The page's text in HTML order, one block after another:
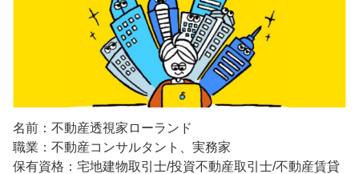
名前：不動産透視家ローランド
職業：不動産コンサルタント、実務家
保有資格：宅地建物取引士/投資不動産取引士/不動産賃貸